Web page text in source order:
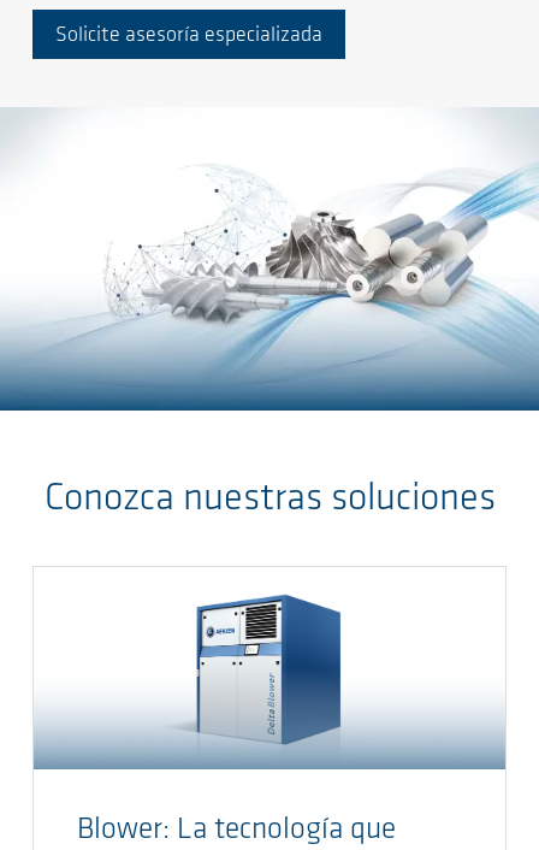
Solicite asesoría especializada
Conozca nuestras soluciones
Blower: La tecnología que